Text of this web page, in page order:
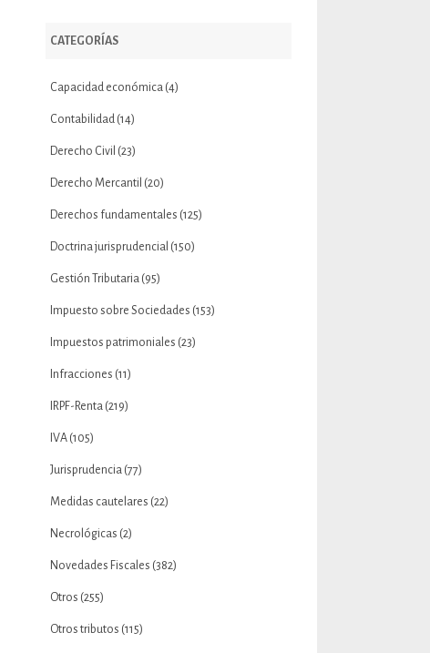
CATEGORÍAS
Capacidad económica(4)
Contabilidad(14)
Derecho Civil (23)
Derecho Mercantil (20)
Derechos fundamentales (125)
Doctrina jurisprudencial (150)
Gestión Tributaria(95)
Impuesto sobre Sociedades (153)
Impuestos patrimoniales (23)
Infracciones (11)
IRPF-Renta(219)
IVA(105)
Jurisprudencia(77)
Medidas cautelares (22)
Necrológicas (2)
Novedades Fiscales (382)
Otros (255)
Otros tributos (115)